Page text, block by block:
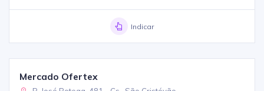
Indicar
Mercado Ofertex